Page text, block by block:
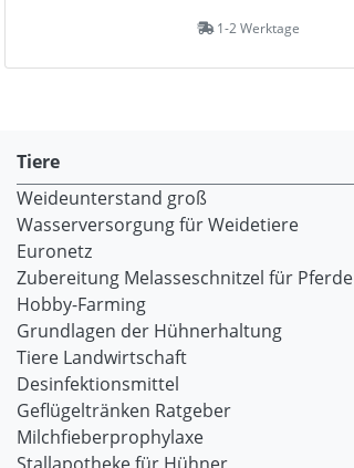
1-2 Werktage
Tiere
Weideunterstand groß
Wasserversorgung für Weidetiere
Euronetz
Zubereitung Melasseschnitzel für Pferde
Hobby-Farming
Grundlagen der Hühnerhaltung
Tiere Landwirtschaft
Desinfektionsmittel
Geflügeltränken Ratgeber
Milchfieberprophylaxe